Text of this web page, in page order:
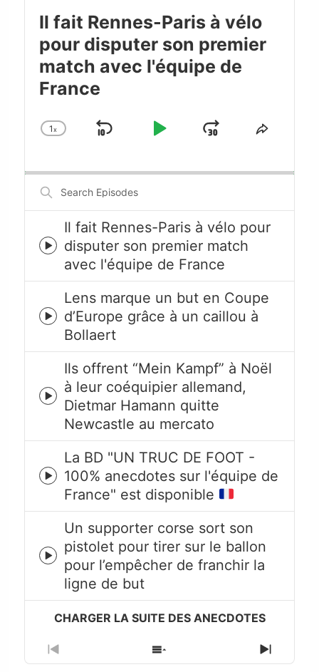
Il fait Rennes-Paris à vélo
pour disputer son premier
match avec l'équipe de
France
Change
1x
Skip
Play
JumpShare
Search
Episodes
Episode
play
icon
Il fait Rennes-Paris à vélo pour
disputer son premier match
avec l'équipe de France
Episode
play
icon
Lens marque un but en Coupe
d’Europe grâce à un caillou à
Bollaert
Episode
play
icon
Ils offrent “Mein Kampf” à Noël
à leur coéquipier allemand,
Dietmar Hamann quitte
Newcastle au mercato
Episode
play
icon
La BD "UN TRUC DE FOOT -
100% anecdotes sur l'équipe de
France" est disponible
Episode
play
icon
Un supporter corse sort son
pistolet pour tirer sur le ballon
pour l’empêcher de franchir la
ligne de but
Previous
Show
Next